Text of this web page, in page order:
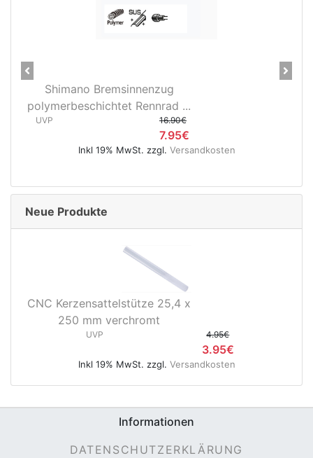
Shimano Bremsinnenzug
polymerbeschichtet Rennrad ...
UVP 16.90€
7.95€
Inkl 19% MwSt. zzgl. Versandkosten
Previous Next
Neue Produkte
CNC Kerzensattelstütze 25,4 x
250 mm verchromt
UVP 4.95€
3.95€
Inkl 19% MwSt. zzgl. Versandkosten
Informationen
DATENSCHUTZERKLÄRUNG